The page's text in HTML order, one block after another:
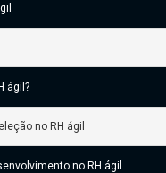
ágil?
no RH ágil
no RH ágil